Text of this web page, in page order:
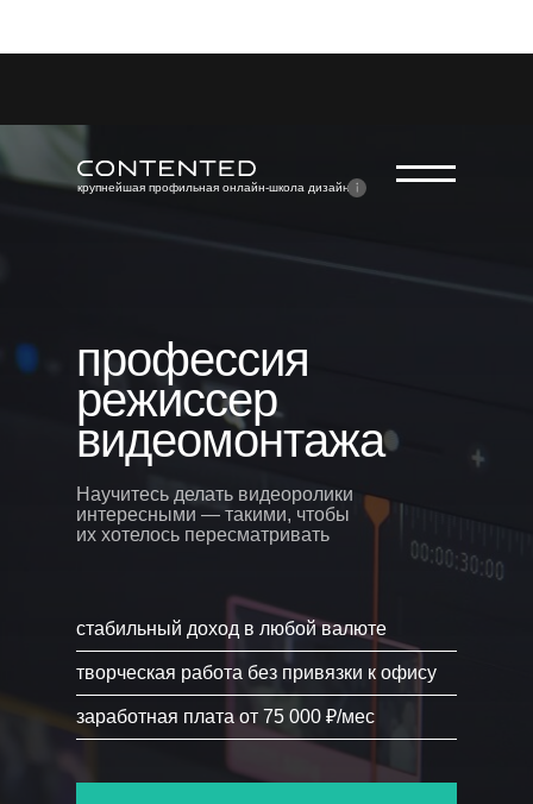
Научитесь делать видеоролики
интересными — такими, чтобы
их хотелось пересматривать
профессия
режиссер
видеомонтажа
стабильный доход в любой валюте
творческая работа без привязки к офису
заработная плата от 75 000 ₽/мес
крупнейшая профильная онлайн-школа дизайна